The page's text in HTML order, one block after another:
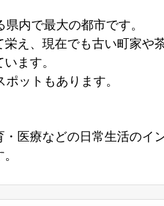
内で最大の都市です。
え、現在でも古い町家や
ます。
ットもあります。
医療などの日常生活のイ